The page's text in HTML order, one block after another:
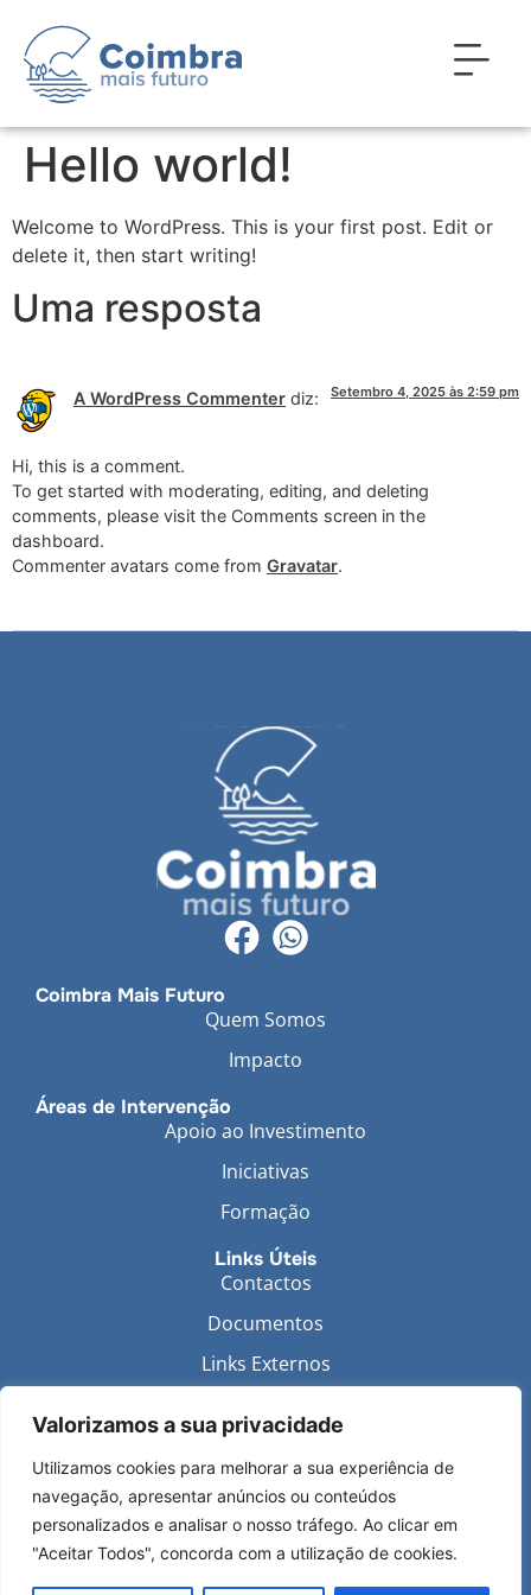
Valorizamos a sua privacidade
Utilizamos cookies para melhorar a sua experiência de
navegação, apresentar anúncios ou conteúdos
personalizados e analisar o nosso tráfego. Ao clicar em
"Aceitar Todos", concorda com a utilização de cookies.
Hello world!
Welcome to WordPress. This is your first post. Edit or
delete it, then start writing!
Uma resposta
A WordPress Commenter diz: Setembro 4, 2025 às 2:59 pm
Hi, this is a comment.
To get started with moderating, editing, and deleting
comments, please visit the Comments screen in the
dashboard.
Commenter avatars come from Gravatar.
Coimbra Mais Futuro
Quem Somos
Impacto
Áreas de Intervenção
Apoio ao Investimento
Iniciativas
Formação
Links Úteis
Contactos
Documentos
Links Externos
WhatsApp